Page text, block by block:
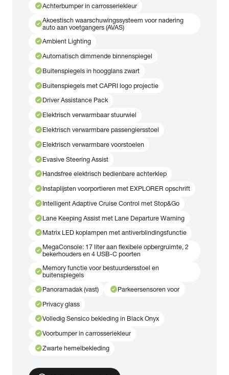
check_circleAchterbumper in carrosseriekleur
check_circleAkoestisch waarschuwingssysteem voor nadering
auto aan voetgangers (AVAS)
check_circleAmbient Lighting
check_circleAutomatisch dimmende binnenspiegel
check_circleBuitenspiegels in hoogglans zwart
check_circleBuitenspiegels met CAPRI logo projectie
check_circleDriver Assistance Pack
check_circleElektrisch verwarmbaar stuurwiel
check_circleElektrisch verwarmbare passengiersstoel
check_circleElektrisch verwarmbare voorstoelen
check_circleEvasive Steering Assist
check_circleHandsfree elektrisch bedienbare achterklep
check_circleInstaplijsten voorportieren met EXPLORER opschrift
check_circleIntelligent Adaptive Cruise Control met Stop&Go
check_circleLane Keeping Assist met Lane Departure Warning
check_circleMatrix LED koplampen met antiverblindingsfunctie
check_circleMegaConsole: 17 liter aan flexibele opbergruimte, 2
bekerhouders en 4 USB-C poorten
check_circleMemory functie voor bestuurdersstoel en
buitenspiegels
check_circlePanoramadak (vast) check_circleParkeersensoren voor
check_circlePrivacy glass
check_circleVolledig Sensico bekleding in Black Onyx
check_circleVoorbumper in carrosseriekleur
check_circleZwarte hemelbekleding